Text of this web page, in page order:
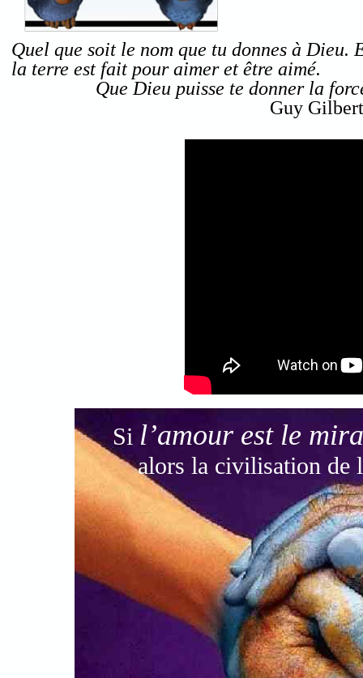
Quel que soit le nom que tu donnes à Dieu.
la terre est fait pour aimer et être aimé.
Que Dieu puisse te donner la
Guy
Si l’amour est le
alors la civilisation